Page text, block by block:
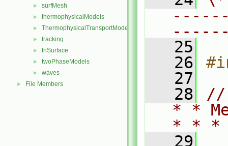
► surfMesh
► thermophysicalModels
► ThermophysicalTransportModels
► tracking
► triSurface
► twoPhaseModels
► waves
► File Members
   25
   26
   27
   28
//
* *
* *
   29